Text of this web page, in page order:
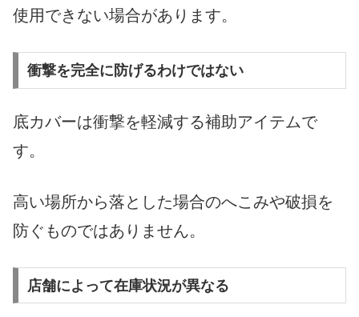
使用できない場合があります。
衝撃を完全に防げるわけではない
底カバーは衝撃を軽減する補助アイテムで
す。
高い場所から落とした場合のへこみや破損を
防ぐものではありません。
店舗によって在庫状況が異なる